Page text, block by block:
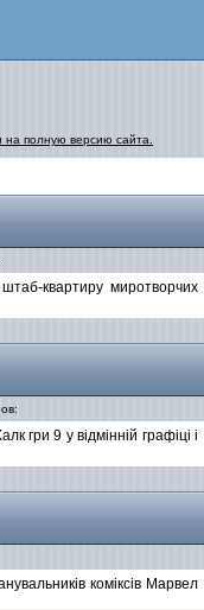
на полную версию сайта.
квартиру миротворчих
гри 9 у відмінній графіці і
коміксів Марвел